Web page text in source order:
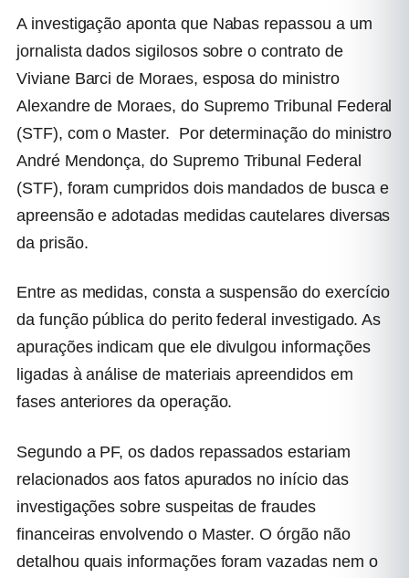
A investigação aponta que Nabas repassou a um
jornalista dados sigilosos sobre o contrato de
Viviane Barci de Moraes, esposa do ministro
Alexandre de Moraes, do Supremo Tribunal Federal
(STF), com o Master. Por determinação do ministro
André Mendonça, do Supremo Tribunal Federal
(STF), foram cumpridos dois mandados de busca e
apreensão e adotadas medidas cautelares diversas
da prisão.
Entre as medidas, consta a suspensão do exercício
da função pública do perito federal investigado. As
apurações indicam que ele divulgou informações
ligadas à análise de materiais apreendidos em
fases anteriores da operação.
Segundo a PF, os dados repassados estariam
relacionados aos fatos apurados no início das
investigações sobre suspeitas de fraudes
financeiras envolvendo o Master. O órgão não
detalhou quais informações foram vazadas nem o